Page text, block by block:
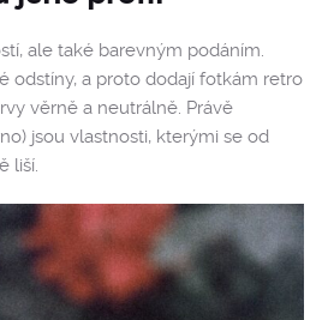
ale také barevným podáním.
odstíny, a proto dodají fotkám retro
věrně a neutrálně. Právě
jsou vlastnosti, kterými se od
liší.